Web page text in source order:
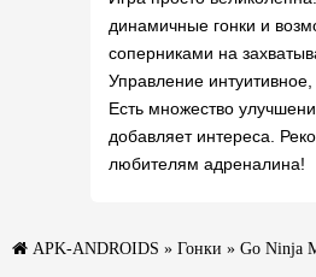
динамичные гонки и
соперниками на
Управление интуитивное,
Есть множество
добавляет интереса.
любителям адреналина!
APK-ANDROIDS » Гонки » Go Ninja